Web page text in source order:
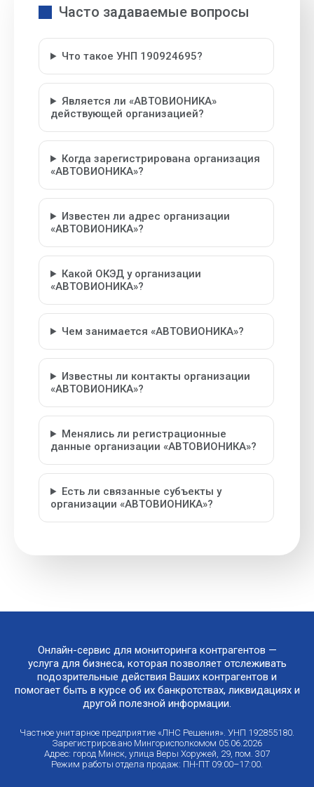
Часто задаваемые вопросы
Что такое УНП 190924695?
Является ли «АВТОВИОНИКА»
действующей организацией?
Когда зарегистрирована организация
«АВТОВИОНИКА»?
Известен ли адрес организации
«АВТОВИОНИКА»?
Какой ОКЭД у организации
«АВТОВИОНИКА»?
Чем занимается «АВТОВИОНИКА»?
Известны ли контакты организации
«АВТОВИОНИКА»?
Менялись ли регистрационные
данные организации «АВТОВИОНИКА»?
Есть ли связанные субъекты у
организации «АВТОВИОНИКА»?
Онлайн-сервис для мониторинга контрагентов —
услуга для бизнеса, которая позволяет отслеживать
подозрительные действия Ваших контрагентов и
помогает быть в курсе об их банкротствах, ликвидациях и
другой полезной информации.
Частное унитарное предприятие «ЛНС Решения». УНП 192855180.
Зарегистрировано Мингорисполкомом 05.06.2026
Адрес: город Минск, улица Веры Хоружей, 29, пом. 307
Режим работы отдела продаж: ПН-ПТ 09:00–17:00.